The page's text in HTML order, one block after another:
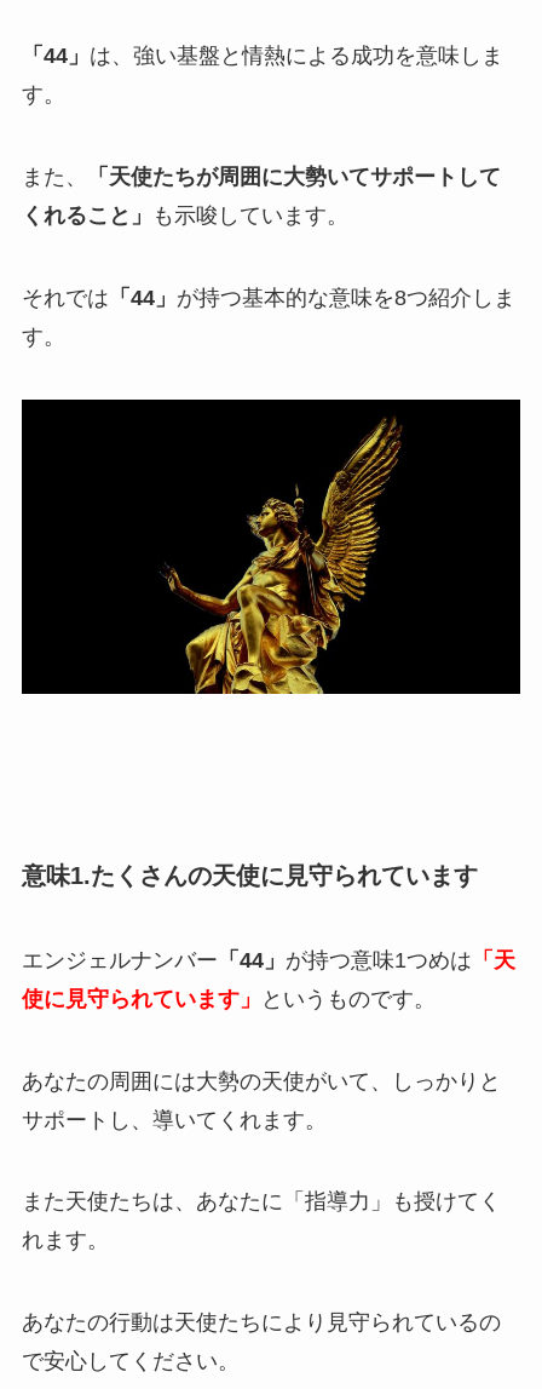
「44」 は、強い基盤と情熱による成功を意味しま
す。
また、
「天使たちが周囲に大勢いてサポートして
くれること」
も示唆しています。
それでは 「44」 が持つ基本的な意味を8つ紹介しま
す。
意味1.たくさんの天使に見守られています
エンジェルナンバー 「44」 が持つ意味1つめは 「天
使に見守られています」
というものです。
あなたの周囲には大勢の天使がいて、しっかりと
サポートし、導いてくれます。
また天使たちは、あなたに「指導力」も授けてく
れます。
あなたの行動は天使たちにより見守られているの
で安心してください。